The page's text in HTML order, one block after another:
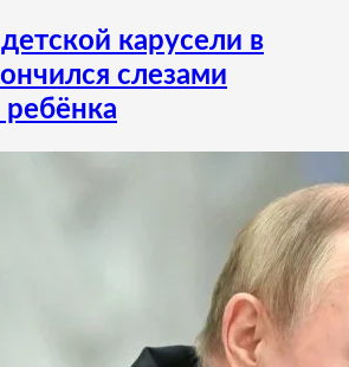
карусели в
слезами